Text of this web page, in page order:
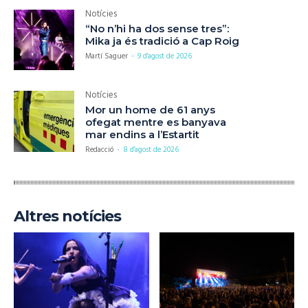
Notícies
“No n’hi ha dos sense tres”:
Mika ja és tradició a Cap Roig
Martí Saguer - 9 d'agost de 2026
Notícies
Mor un home de 61 anys
ofegat mentre es banyava
mar endins a l’Estartit
Redacció - 8 d'agost de 2026
Altres notícies